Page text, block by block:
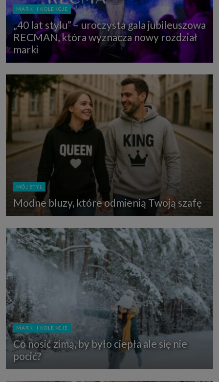
MARKI I KOLEKCJE
„40 lat stylu” – uroczysta gala jubileuszowa
RECMAN, która wyznacza nowy rozdział
marki
MÓJ STYL
Modne bluzy, które odmienią Twoją szafę
MARKI I KOLEKCJE
Co nosić zimą, by było ciepła ale się nie
pocić?